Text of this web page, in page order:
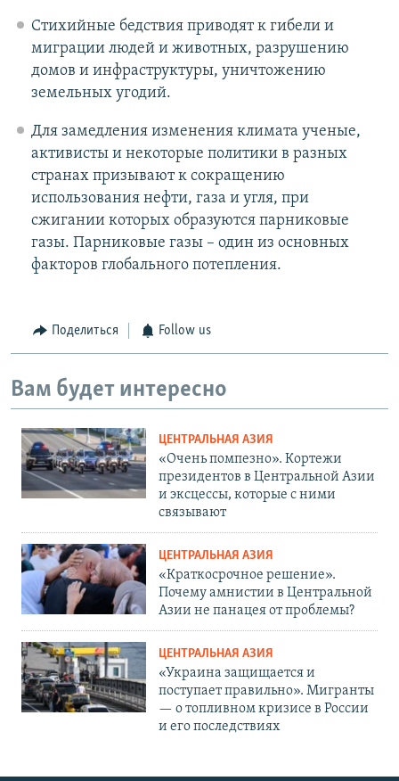
Стихийные бедствия приводят к гибели и
миграции людей и животных, разрушению
домов и инфраструктуры, уничтожению
земельных угодий.
Для замедления изменения климата ученые,
активисты и некоторые политики в разных
странах призывают к сокращению
использования нефти, газа и угля, при
сжигании которых образуются парниковые
газы. Парниковые газы – один из основных
факторов глобального потепления.
Поделиться Follow us
Вам будет интересно
ЦЕНТРАЛЬНАЯ АЗИЯ
«Очень помпезно». Кортежи
президентов в Центральной Азии
и эксцессы, которые с ними
связывают
ЦЕНТРАЛЬНАЯ АЗИЯ
«Краткосрочное решение».
Почему амнистии в Центральной
Азии не панацея от проблемы?
ЦЕНТРАЛЬНАЯ АЗИЯ
«Украина защищается и
поступает правильно». Мигранты
— о топливном кризисе в России
и его последствиях